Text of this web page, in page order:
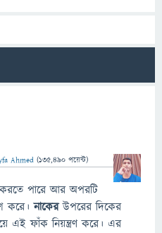
Ahmed (135,490 পয়েন্ট)
পারে আর অপরটি
করে।নাকেরউপরের দিকের
এই ফাঁক নিয়ন্ত্রণ করে। এর